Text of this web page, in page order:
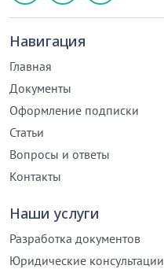
Навигация
Главная
Документы
Оформление подписки
Статьи
Вопросы и ответы
Контакты
Наши услуги
Разработка документов
Юридические консультации